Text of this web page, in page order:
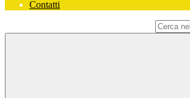
Contatti